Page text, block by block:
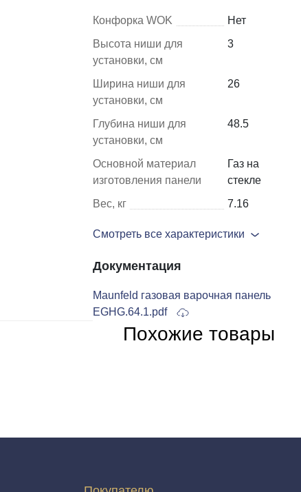
Шкафы и
стеллажи
Витрины
Шкафы
Стеллажи
Мебель для
Конфорка WOK
Нет
Высота ниши для
установки, см
3
Ширина ниши для
установки, см
26
Глубина ниши для
установки, см
48.5
Основной материал
изготовления панели
Газ на
стекле
Вес, кг
7.16
Смотреть все характеристики
Документация
Maunfeld газовая варочная панель
EGHG.64.1.pdf
Похожие товары